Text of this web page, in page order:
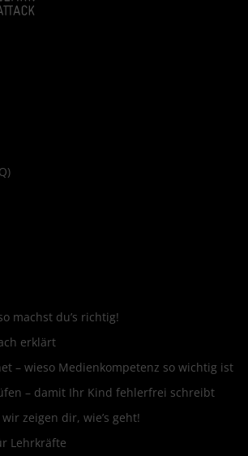
machst du’s richtig!
erklärt
– wieso Medienkompetenz so wichtig ist
– damit Ihr Kind fehlerfrei schreibt
zeigen dir, wie’s geht!
Lehrkräfte